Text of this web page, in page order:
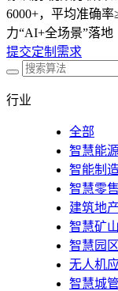
6000+，平均准确
力“AI+全场景”落地
提交定制需求
行业
全部
智慧能源
智能制
智慧零售
建筑地产
智慧矿山
智慧园区
无人机
智慧城管